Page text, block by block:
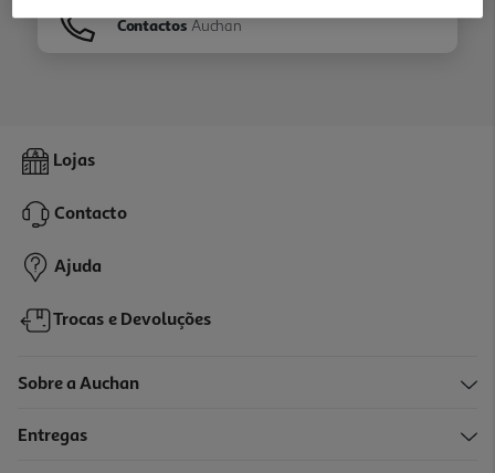
Contactos Auchan
Lojas
Contacto
Ajuda
Trocas e Devoluções
Sobre a Auchan
Entregas